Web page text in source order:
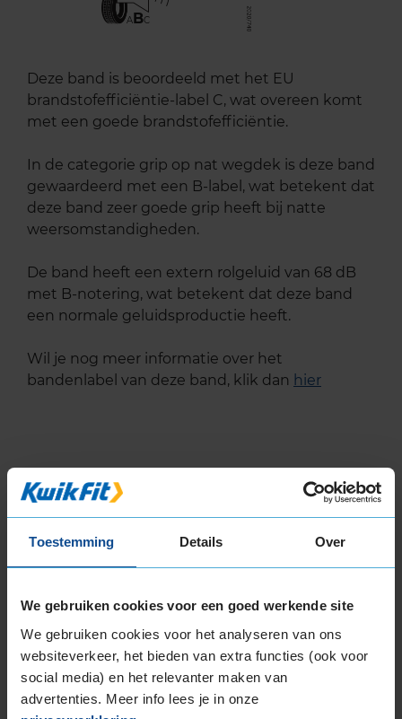
Toestemming Details Over
We gebruiken cookies voor een goed werkende site
We gebruiken cookies voor het analyseren van ons
websiteverkeer, het bieden van extra functies (ook voor
social media) en het relevanter maken van
advertenties. Meer info lees je in onze
ABC
Deze band is beoordeeld met het EU
brandstofefficiëntie-label C, wat overeen komt
met een goede brandstofefficiëntie.
In de categorie grip op nat wegdek is deze band
gewaardeerd met een B-label, wat betekent dat
deze band zeer goede grip heeft bij natte
weersomstandigheden.
De band heeft een extern rolgeluid van 68 dB
met B-notering, wat betekent dat deze band
een normale geluidsproductie heeft.
Wil je nog meer informatie over het
bandenlabel van deze band, klik dan hier
Klantbeoordelingen
8,0
Comfort
8,0
Band 185/60R14 82H
Datum beoordeling26 juni 2026
Type rijderNormaal
Auto
MAZDA 2 1.3 HB 4-cil. B 75pk
Kilometer per jaar 10.000 tot 25.000 km